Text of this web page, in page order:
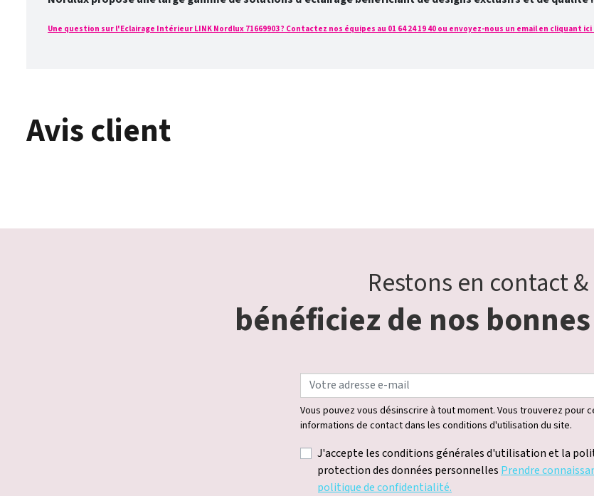
Une question sur l'Eclairage Intérieur LINK Nordlux 71669903 ? Contactez nos équipes au 01 64 24 19 40 ou envoyez-nous un email en cliquant ici
Avis client
Restons en contact &
bénéficiez de nos
Vous pouvez vous désinscrire à tout moment. Vous trouverez pour
informations de contact dans les conditions d'utilisation du site.
J'accepte les conditions générales d'utilisation et la
protection des données personnelles Prendre
politique de confidentialité.